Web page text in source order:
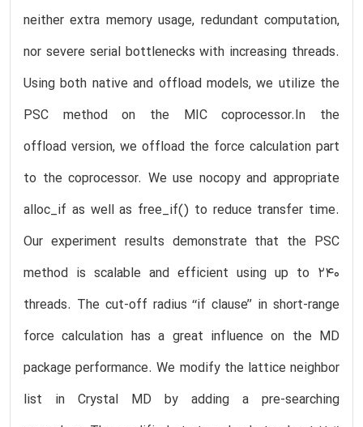
neither extra memory usage, redundant computation,
nor severe serial bottlenecks with increasing threads.
Using both native and offload models, we utilize the
PSC method on the MIC coprocessor.In the
offload version, we offload the force calculation part
to the coprocessor. We use nocopy and appropriate
alloc_if as well as free_if() to reduce transfer time.
Our experiment results demonstrate that the PSC
method is scalable and efficient using up to 240
threads. The cut-off radius ‘‘if clause’’ in short-range
force calculation has a great influence on the MD
package performance. We modify the lattice neighbor
list in Crystal MD by adding a pre-searching